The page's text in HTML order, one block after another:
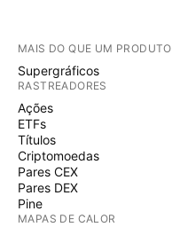
MAIS DO QUE UM PRODUTO
Supergráficos
RASTREADORES
Ações
ETFs
Títulos
Criptomoedas
Pares CEX
Pares DEX
Pine
MAPAS DE CALOR